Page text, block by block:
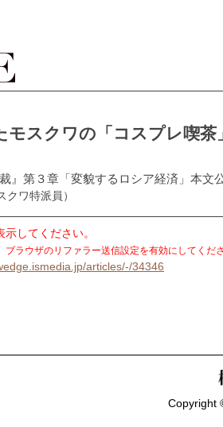
モスクワの「コスプレ喫
』第３章「変貌するロシア経済」本文
クワ特派員）
してください。
ラウザのリファラー送信設定を有効にしてくださ
articles/-/34346
Copyright